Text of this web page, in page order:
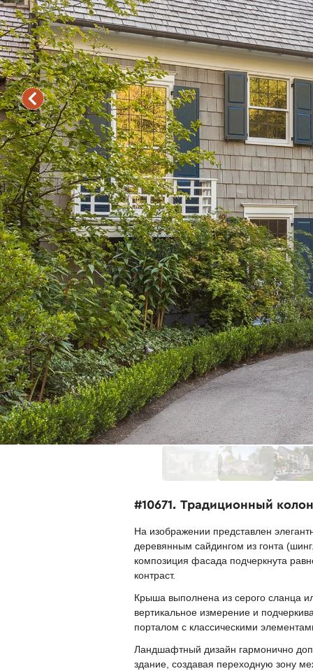
#10671. Традиционный
На изображении представлен
деревянным сайдингом из гонта
композиция фасада подчеркнута
контраст.
Крыша выполнена из серого сланца
вертикальное измерение и
порталом с классическими
Ландшафтный дизайн гармонично
здание, создавая переходную зону